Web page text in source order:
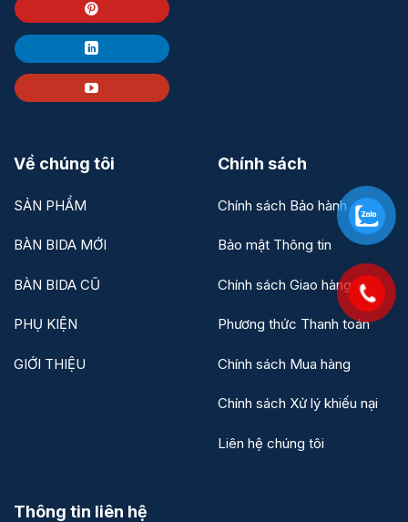
Về chúng tôi
SẢN PHẨM
BÀN BIDA MỚI
BÀN BIDA CŨ
PHỤ KIỆN
GIỚI THIỆU
Chính sách
Chính sách Bảo hành
Bảo mật Thông tin
Chính sách Giao hàng
Phương thức Thanh toán
Chính sách Mua hàng
Chính sách Xử lý khiếu nại
Liên hệ chúng tôi
Thông tin liên hệ